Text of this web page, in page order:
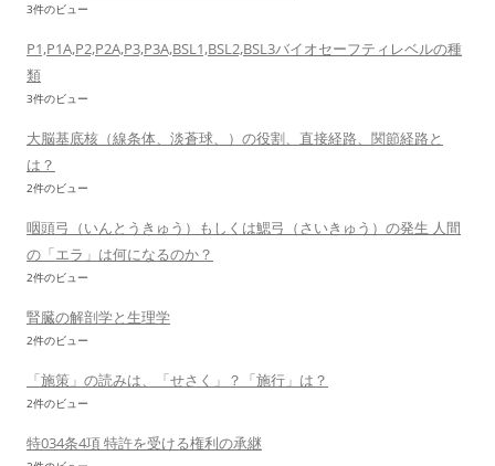
3件のビュー
P1,P1A,P2,P2A,P3,P3A,BSL1,BSL2,BSL3バイオセーフティレベルの種
類
3件のビュー
大脳基底核（線条体、淡蒼球、）の役割、直接経路、関節経路と
は？
2件のビュー
咽頭弓（いんとうきゅう）もしくは鰓弓（さいきゅう）の発生 人間
の「エラ」は何になるのか？
2件のビュー
腎臓の解剖学と生理学
2件のビュー
「施策」の読みは、「せさく」？「施行」は？
2件のビュー
特034条4項 特許を受ける権利の承継